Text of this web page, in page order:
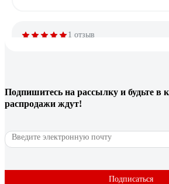
1 отзыв
Александр
Добавлял в жидкие обои.
11 отзывов
Подпишитесь на рассылку и будьте в
распродажи ждут!
Подписаться